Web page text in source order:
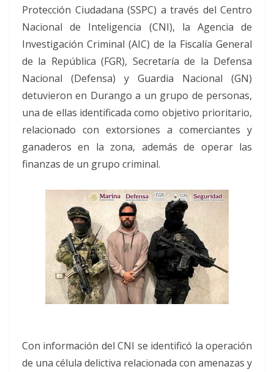
Protección Ciudadana (SSPC) a través del Centro
Nacional de Inteligencia (CNI), la Agencia de
Investigación Criminal (AIC) de la Fiscalía General
de la República (FGR), Secretaría de la Defensa
Nacional (Defensa) y Guardia Nacional (GN)
detuvieron en Durango a un grupo de personas,
una de ellas identificada como objetivo prioritario,
relacionado con extorsiones a comerciantes y
ganaderos en la zona, además de operar las
finanzas de un grupo criminal.
Con información del CNI se identificó la operación
de una célula delictiva relacionada con amenazas y